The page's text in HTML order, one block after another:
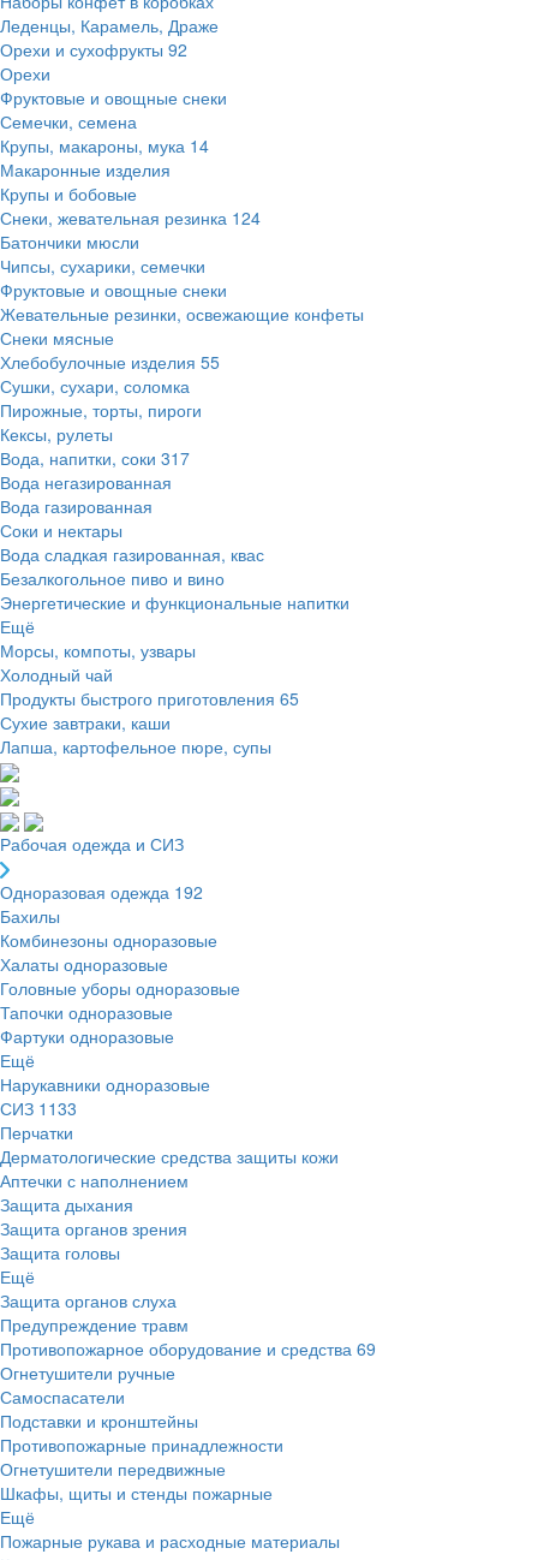
Леденцы, Карамель, Драже
Орехи и сухофрукты 92
Орехи
Фруктовые и овощные снеки
Семечки, семена
Крупы, макароны, мука 14
Макаронные изделия
Крупы и бобовые
Снеки, жевательная резинка 124
Батончики мюсли
Чипсы, сухарики, семечки
Фруктовые и овощные снеки
Жевательные резинки, освежающие конфеты
Снеки мясные
Хлебобулочные изделия 55
Сушки, сухари, соломка
Пирожные, торты, пироги
Кексы, рулеты
Вода, напитки, соки 317
Вода негазированная
Вода газированная
Соки и нектары
Вода сладкая газированная, квас
Безалкогольное пиво и вино
Энергетические и функциональные напитки
Ещё
Морсы, компоты, узвары
Холодный чай
Продукты быстрого приготовления 65
Сухие завтраки, каши
Лапша, картофельное пюре, супы
Рабочая одежда и СИЗ
Одноразовая одежда 192
Бахилы
Комбинезоны одноразовые
Халаты одноразовые
Головные уборы одноразовые
Тапочки одноразовые
Фартуки одноразовые
Ещё
Нарукавники одноразовые
СИЗ 1133
Перчатки
Дерматологические средства защиты кожи
Аптечки с наполнением
Защита дыхания
Защита органов зрения
Защита головы
Ещё
Защита органов слуха
Предупреждение травм
Противопожарное оборудование и средства 69
Огнетушители ручные
Самоспасатели
Подставки и кронштейны
Противопожарные принадлежности
Огнетушители передвижные
Шкафы, щиты и стенды пожарные
Ещё
Пожарные рукава и расходные материалы